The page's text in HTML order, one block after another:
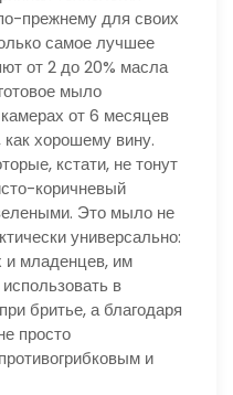
прежнему для своих
самое лучшее
от 2 до 20% масла
мыло
от 6 месяцев
хорошему вину.
кстати, не тонут
коричневый
Это мыло не
универсально:
и младенцев, им
в
бритье, а благодаря
просто
и